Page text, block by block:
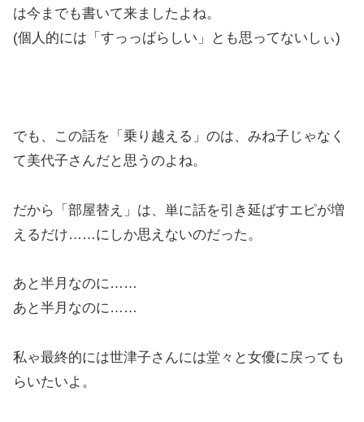
は今までも書いて来ましたよね。
(個人的には「すっっばらしい」とも思ってないしぃ)
でも、この話を「乗り越える」のは、みね子じゃなく
て美代子さんだと思うのよね。
だから「部屋替え」は、単に話を引き延ばすエピが増
えるだけ……にしか思えないのだった。
あと半月なのに……
あと半月なのに……
私ゃ最終的には世津子さんには堂々と女優に戻っても
らいたいよ。